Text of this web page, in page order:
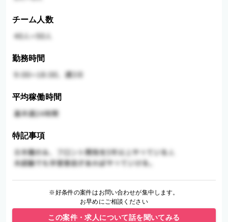
チーム人数
勤務時間
平均稼働時間
特記事項
※好条件の案件はお問い合わせが集中します。
お早めにご相談ください
この案件・求人について話を聞いてみる